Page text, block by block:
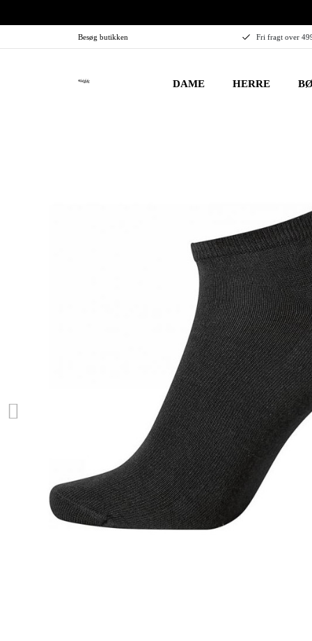
Besøg butikken Fri fragt over
DAME HERRE